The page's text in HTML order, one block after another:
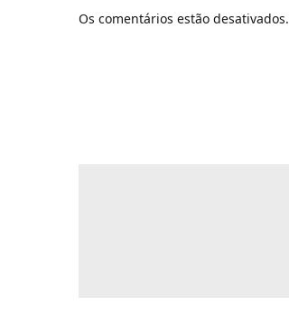
Os comentários estão desativados.